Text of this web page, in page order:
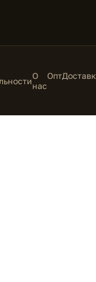
О
нас
Опт